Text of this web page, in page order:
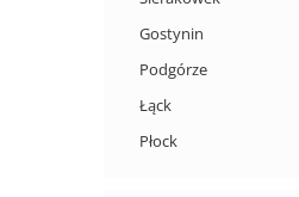
Gostynin
Podgórze
Łąck
Płock